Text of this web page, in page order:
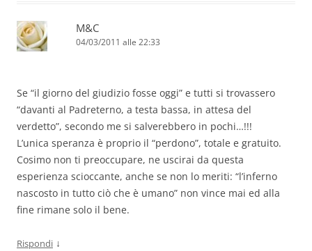
M&C
04/03/2011 alle 22:33
Se “il giorno del giudizio fosse oggi” e tutti si trovassero
“davanti al Padreterno, a testa bassa, in attesa del
verdetto”, secondo me si salverebbero in pochi…!!!
L’unica speranza è proprio il “perdono”, totale e gratuito.
Cosimo non ti preoccupare, ne uscirai da questa
esperienza scioccante, anche se non lo meriti: “l’inferno
nascosto in tutto ciò che è umano” non vince mai ed alla
fine rimane solo il bene.
Rispondi ↓